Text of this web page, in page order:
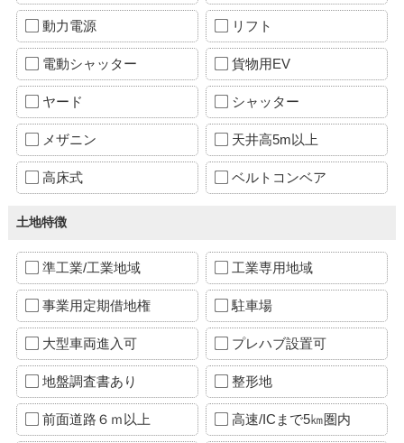
動力電源 リフト
電動シャッター 貨物用EV
ヤード シャッター
メザニン 天井高5m以上
高床式 ベルトコンベア
土地特徴
準工業/工業地域 工業専用地域
事業用定期借地権 駐車場
大型車両進入可 プレハブ設置可
地盤調査書あり 整形地
前面道路６ｍ以上 高速/ICまで5㎞圏内